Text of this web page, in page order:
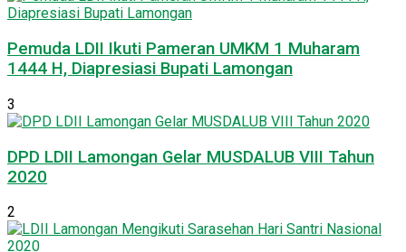
Pemuda LDII Ikuti Pameran UMKM 1 Muharam
1444 H, Diapresiasi Bupati Lamongan
3
DPD LDII Lamongan Gelar MUSDALUB VIII Tahun
2020
2